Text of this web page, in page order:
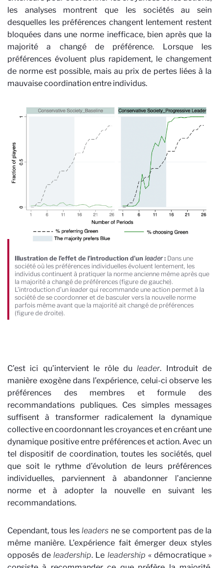
les analyses montrent que les sociétés au sein
desquelles les préférences changent lentement restent
bloquées dans une norme inefficace, bien après que la
majorité a changé de préférence. Lorsque les
préférences évoluent plus rapidement, le changement
de norme est possible, mais au prix de pertes liées à la
mauvaise coordination entre individus.
Illustration de l’effet de l’introduction d’un leader: Dans une
société où les préférences individuelles évoluent lentement, les
individus continuent à pratiquer la norme ancienne même après que
la majorité a changé de préférences (figure de gauche).
L’introduction d’un leader qui recommande une action permet à la
société de se coordonner et de basculer vers la nouvelle norme
parfois même avant que la majorité ait changé de préférences
(figure de droite).
C’est ici qu’intervient le rôle duleader. Introduit de
manière exogène dans l’expérience, celui-ci observe les
préférences des membres et formule des
recommandations publiques. Ces simples messages
suffisent à transformer radicalement la dynamique
collective en coordonnant les croyances et en créant une
dynamique positive entre préférences et action. Avec un
tel dispositif de coordination, toutes les sociétés, quel
que soit le rythme d’évolution de leurs préférences
individuelles, parviennent à abandonner l’ancienne
norme et à adopter la nouvelle en suivant les
recommandations.
Cependant, tous lesleaders ne se comportent pas de la
même manière. L’expérience fait émerger deux styles
opposés deleadership. Le leadership « démocratique »